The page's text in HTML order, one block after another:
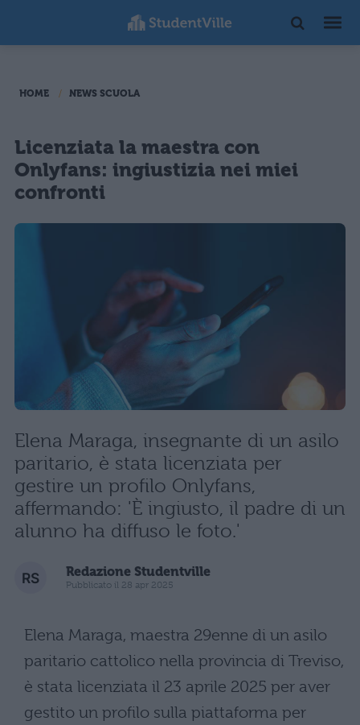
HOME NEWS SCUOLA
Licenziata la maestra con
Onlyfans: ingiustizia nei miei
confronti
Elena Maraga, insegnante di un asilo
paritario, è stata licenziata per
gestire un profilo Onlyfans,
affermando: 'È ingiusto, il padre di un
alunno ha diffuso le foto.'
Redazione Studentville
Pubblicato il 28 apr 2025
Elena Maraga, maestra 29enne di un asilo
paritario cattolico nella provincia di Treviso,
è stata licenziata il 23 aprile 2025 per aver
gestito un profilo sulla piattaforma per